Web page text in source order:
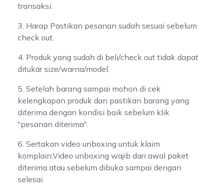
transaksi.
3. Harap Pastikan pesanan sudah sesuai sebelum
check out.
4. Produk yang sudah di beli/check out tidak dapat
ditukar size/warna/model.
5. Setelah barang sampai mohon di cek
kelengkapan produk dan pastikan barang yang
diterima dengan kondisi baik sebelum klik
"pesanan diterima".
6. Sertakan video unboxing untuk klaim
komplain,Video unboxing wajib dari awal paket
diterima atau sebelum dibuka sampai dengan
selesai.